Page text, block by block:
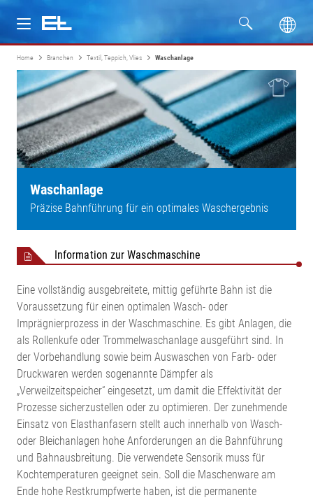
Produkte
Branchen
Service
Home Branchen Textil, Teppich, Vlies Waschanlage
Waschanlage
Präzise Bahnführung für ein optimales Waschergebnis
Information zur Waschmaschine
Eine vollständig ausgebreitete, mittig geführte Bahn ist die
Voraussetzung für einen optimalen Wasch- oder
Imprägnierprozess in der Waschmaschine. Es gibt Anlagen, die
als Rollenkufe oder Trommelwaschanlage ausgeführt sind. In
der Vorbehandlung sowie beim Auswaschen von Farb- oder
Druckwaren werden sogenannte Dämpfer als
„Verweilzeitspeicher“ eingesetzt, um damit die Effektivität der
Prozesse sicherzustellen oder zu optimieren. Der zunehmende
Einsatz von Elasthanfasern stellt auch innerhalb von Wasch-
oder Bleichanlagen hohe Anforderungen an die Bahnführung
und Bahnausbreitung. Die verwendete Sensorik muss für
Kochtemperaturen geeignet sein. Soll die Maschenware am
Ende hohe Restkrumpfwerte haben, ist die permanente